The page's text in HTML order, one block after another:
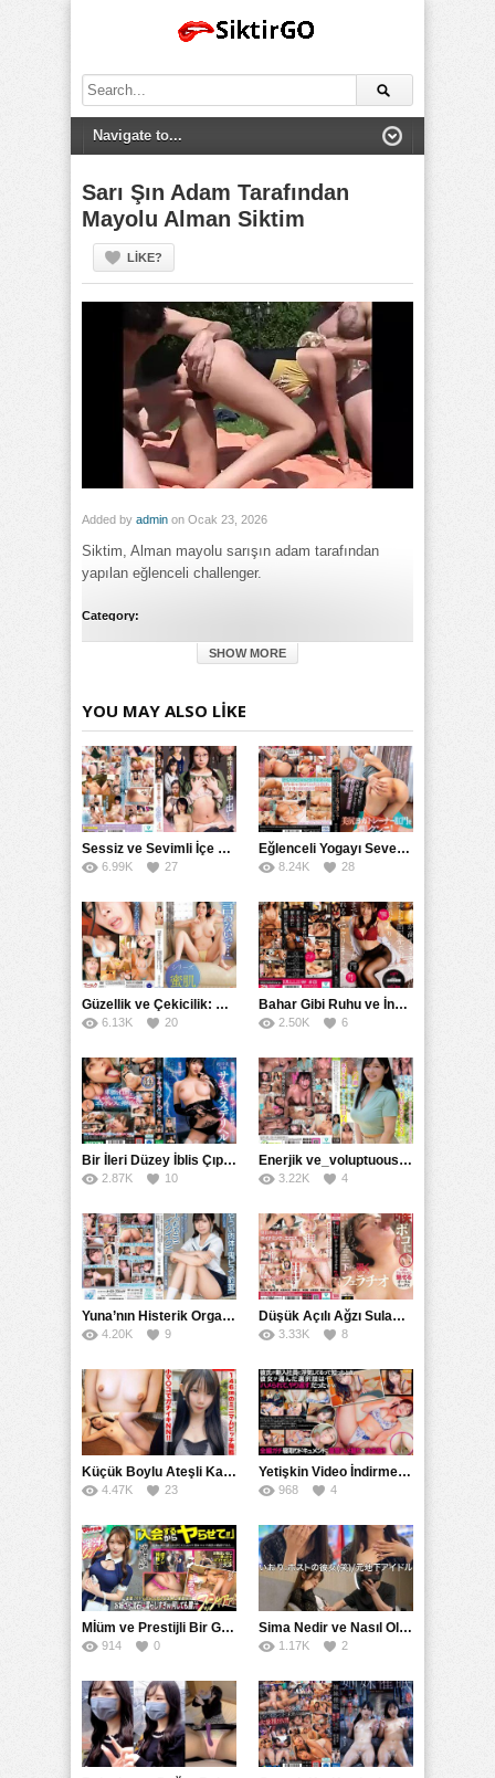
Search
for:
Sarı Şın Adam Tarafından
Mayolu Alman Siktim
LIKE?
Added by admin on Ocak 23, 2026
Siktim, Alman mayolu sarışın adam tarafından
yapılan eğlenceli challenger.
Category:
Adam Tarafından Mayolu Alman Siktim türkçe altyazılı izle
SHOW MORE
YOU MAY ALSO LIKE
Sessiz ve Sevimli İçe Dönükler İçin Kremalı Pastalar: 后藤えmi ve KTRA’nın Özel Tarifesi
6.99K 27
Eğlenceli Yogayı Seven Bir Kadınla Seks Deneyimi
8.24K 28
Güzellik ve Çekicilik: Bir İşyeri Kadininin Hikayesi
6.13K 20
Bahar Gibi Ruhu ve İncelikle Doldurmak
2.50K 6
Bir İleri Düzey İblis Çıplak Teslimat Görevlisi, İnce Bedeni ve Şeytani Becerileriyle Sizi Sürekli BoşaltacakMDBK
2.87K 10
Enerjik ve_voluptuous Üniversite Kızının H Kupa Büyüklüğündeki Göğüsleri ve Çılgın Orgazmı
3.22K 4
Yuna’nın Histerik Orgazmı: Genç Kızın Savage Hareketlerle Ulaştığı Şiddetli Coşkuları
4.20K 9
Düşük Açılı Ağzı Sulama Teknikleri ve AGMX İlişkisi
3.33K 8
Küçük Boylu Ateşli Karakter: Nandinin Hassas Uçuklu Memeleri ve Sahneleri
4.47K 23
Yetişkin Video İndirme Siteleri Grubu: Şefkatli Patron ve Sekreterin Aşk Hikayesi: Prestijli Bir Son
968 4
Mİüm ve Prestijli Bir Gecenin Sırları: Gizemli Bir Kadın ve Mükemmel Bir Macera
914 0
Sima Nedir ve Nasıl Oluşur
1.17K 2